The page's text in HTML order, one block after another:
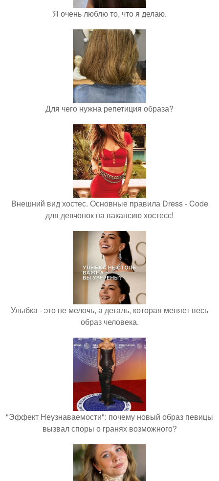
Я очень люблю то, что я делаю.
Для чего нужна репетиция образа?
Внешний вид хостес. Основные правила Dress - Code
для девчонок на вакансию хостесс!
Улыбка - это не мелочь, а деталь, которая меняет весь
образ человека.
"Эффект Неузнаваемости": почему новый образ певицы
вызвал споры о гранях возможного?